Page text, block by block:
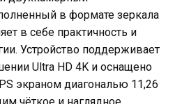
в формате зеркала
в себе практичность и
Устройство поддерживает
Ultra HD 4K и оснащено
экраном диагональю 11,26